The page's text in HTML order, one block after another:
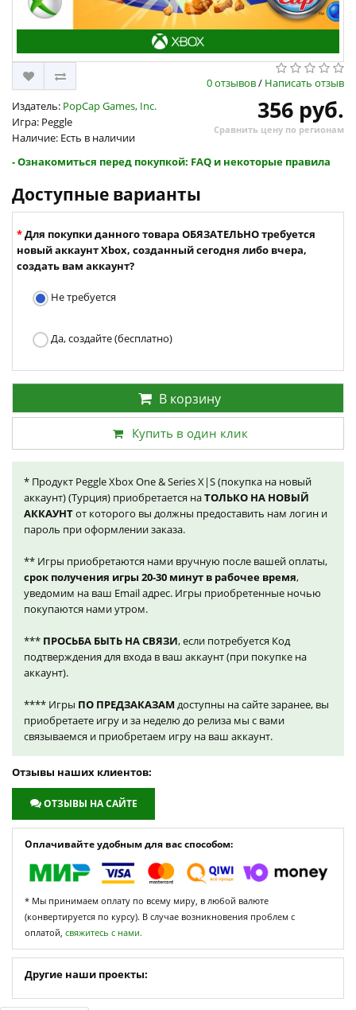
0 отзывов/ Написать отзыв
Издатель: PopCap Games, Inc.
Игра: Peggle
Наличие: Есть в наличии
356 руб.
Сравнить цену по регионам
- Ознакомиться перед покупкой: FAQ и некоторые правила
Доступные варианты
Для покупки данного товара ОБЯЗАТЕЛЬНО требуется
новый аккаунт Xbox, созданный сегодня либо вчера,
создать вам аккаунт?
Не требуется
Да, создайте (бесплатно)
В корзину
Купить в один клик
* Продукт Peggle Xbox One & Series X|S (покупка на новый
аккаунт) (Турция) приобретается наТОЛЬКО НА НОВЫЙ
АККАУНТот которого вы должны предоставить нам логин и
пароль при оформлении заказа.
** Игры приобретаются нами вручную после вашей оплаты,
срок получения игры 20-30 минут в рабочее время,
уведомим на ваш Email адрес. Игры приобретенные ночью
покупаются нами утром.
*** ПРОСЬБА БЫТЬ НА СВЯЗИ, если потребуется Код
подтверждения для входа в ваш аккаунт (при покупке на
аккаунт).
**** Игры ПО ПРЕДЗАКАЗАМ доступны на сайте заранее, вы
приобретаете игру и за неделю до релиза мы с вами
связываемся и приобретаем игру на ваш аккаунт.
Отзывы наших клиентов:
ОТЗЫВЫ НА САЙТЕ
Оплачивайте удобным для вас способом:
* Мы принимаем оплату по всему миру, в любой валюте
(конвертируется по курсу). В случае возникновения проблем с
оплатой, свяжитесь с нами.
Другие наши проекты: